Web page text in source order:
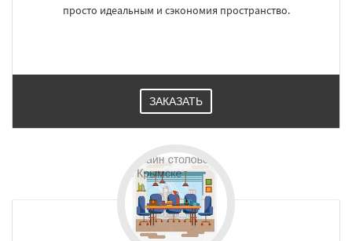
просто идеальным и сэкономия пространство.
ЗАКАЗАТЬ